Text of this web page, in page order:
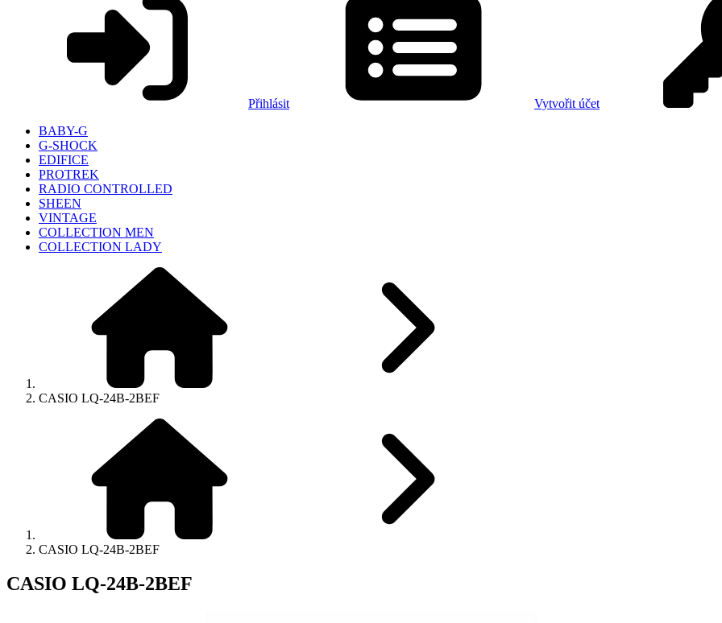
Přihlásit
Vytvořit účet
BABY-G
G-SHOCK
EDIFICE
PROTREK
RADIO CONTROLLED
SHEEN
VINTAGE
COLLECTION MEN
COLLECTION LADY
CASIO LQ-24B-2BEF
CASIO LQ-24B-2BEF
CASIO LQ-24B-2BEF